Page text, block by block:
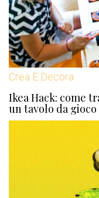
Crea E Decora
Ikea Hack: come
un tavolo da